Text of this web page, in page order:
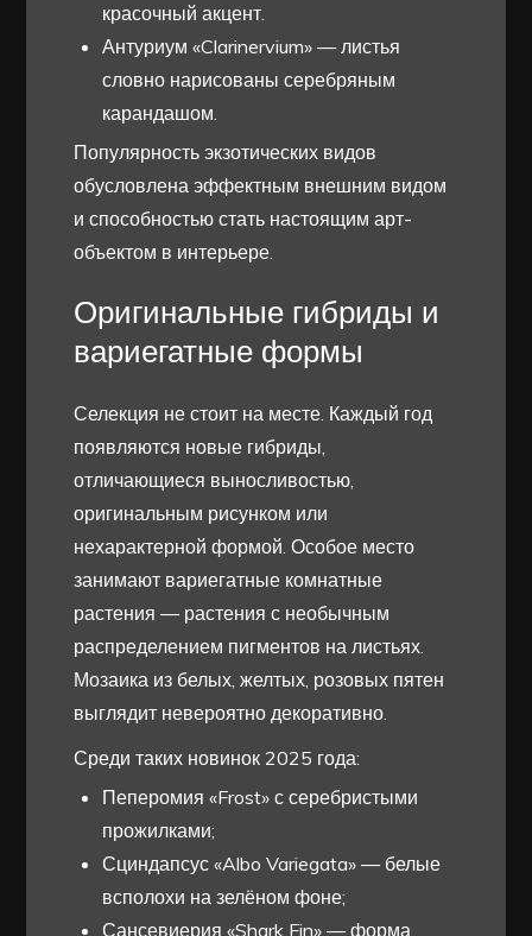
красочный акцент.
Антуриум «Clarinervium» — листья
словно нарисованы серебряным
карандашом.
Популярность экзотических видов
обусловлена эффектным внешним видом
и способностью стать настоящим арт-
объектом в интерьере.
Оригинальные гибриды и
вариегатные формы
Селекция не стоит на месте. Каждый год
появляются новые гибриды,
отличающиеся выносливостью,
оригинальным рисунком или
нехарактерной формой. Особое место
занимают вариегатные комнатные
растения — растения с необычным
распределением пигментов на листьях.
Мозаика из белых, желтых, розовых пятен
выглядит невероятно декоративно.
Среди таких новинок 2025 года:
Пеперомия «Frost» с серебристыми
прожилками;
Сциндапсус «Albo Variegata» — белые
всполохи на зелёном фоне;
Сансевиерия «Shark Fin» — форма